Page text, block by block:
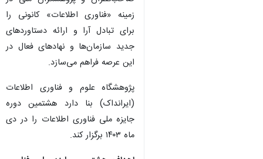
زمینه «فناوری اطلاعات» کانونی را
برای تبادل آرا و ارائه دستاوردهای
جدید سازمان‌ها و نهادهای فعال در
این عرصه فراهم می‌سازد.
پژوهشگاه علوم و فناوری اطلاعات
(ایرانداک) بنا دارد هشتمین دوره
جایزه ملی فناوری اطلاعات را در دی
ماه ۱۴۰۳ برگزار کند.